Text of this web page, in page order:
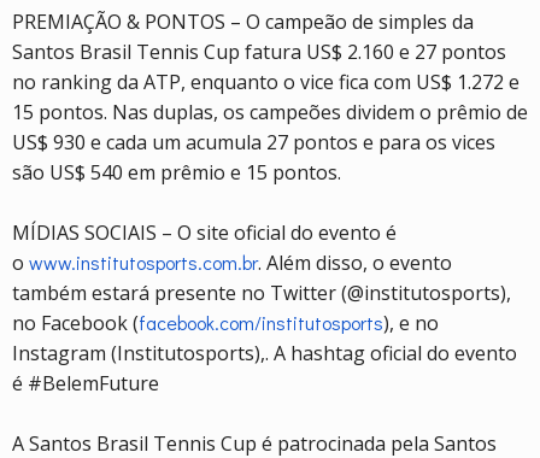
PREMIAÇÃO & PONTOS – O campeão de simples da
Santos Brasil Tennis Cup fatura US$ 2.160 e 27 pontos
no ranking da ATP, enquanto o vice fica com US$ 1.272 e
15 pontos. Nas duplas, os campeões dividem o prêmio de
US$ 930 e cada um acumula 27 pontos e para os vices
são US$ 540 em prêmio e 15 pontos.
MÍDIAS SOCIAIS – O site oficial do evento é
o www.institutosports.com.br. Além disso, o evento
também estará presente no Twitter (@institutosports),
no Facebook (facebook.com/institutosports), e no
Instagram (Institutosports),. A hashtag oficial do evento
é #BelemFuture
A Santos Brasil Tennis Cup é patrocinada pela Santos